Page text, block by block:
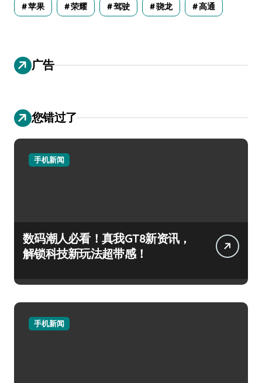
苹果 荣耀 驾驶 骁龙 高通
广告
您错过了
手机新闻
数码潮人必看！真我GT8新资讯，
解锁科技新玩法超带感！
手机新闻